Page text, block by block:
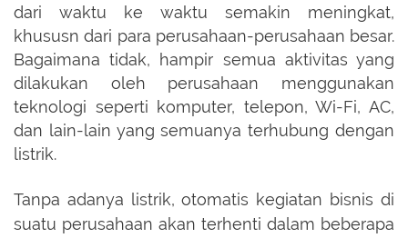
dari waktu ke waktu semakin meningkat,
khususn dari para perusahaan-perusahaan besar.
Bagaimana tidak, hampir semua aktivitas yang
dilakukan oleh perusahaan menggunakan
teknologi seperti komputer, telepon, Wi-Fi, AC,
dan lain-lain yang semuanya terhubung dengan
listrik.
Tanpa adanya listrik, otomatis kegiatan bisnis di
suatu perusahaan akan terhenti dalam beberapa